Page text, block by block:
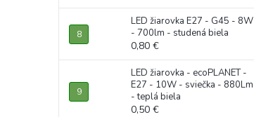
LED žiarovka E27 - G45 - 8W
- 700lm - studená biela
0,80 €
LED žiarovka - ecoPLANET -
E27 - 10W - sviečka - 880Lm
- teplá biela
0,50 €